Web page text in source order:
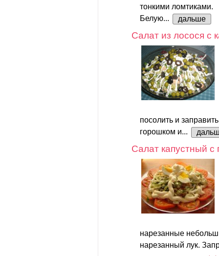
тонкими ломтиками.
Белую...
дальше
Салат из лосося с
посолить и
горошком и...
Салат капустный
нарезанные
нарезанный лук.